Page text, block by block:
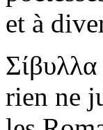
et à
rien ne